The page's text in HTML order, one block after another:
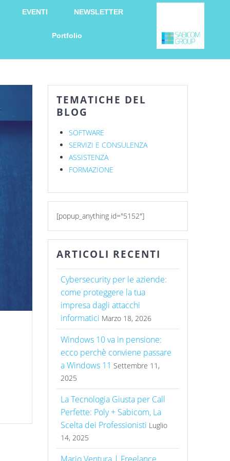
EVENTI NEWSLETTER
Portfolio
TEMATICHE DEL
BLOG
SOFTWARE
SERVIZI E CONSULENZA
ASSISTENZA
FORMAZIONE
[popup_anything id="5152"]
ARTICOLI RECENTI
Cybersecurity per le aziende:
come proteggere la tua
impresa dagli attacchi
informatici Marzo 18, 2026
Windows 10 va in pensione:
ecco perchè conviene passare
a Windows 11 Settembre 11,
2025
La Tecnologia Giusta per Call
Perfette: Poly + Sabicom, La
Scelta dei Professionisti Luglio
14, 2025